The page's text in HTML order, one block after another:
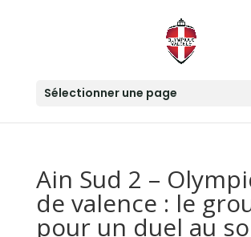
Sélectionner une page
Ain Sud 2 –
de valence : le
pour un duel au